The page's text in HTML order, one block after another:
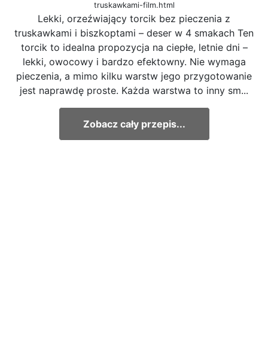
truskawkami-film.html
Lekki, orzeźwiający torcik bez pieczenia z
truskawkami i biszkoptami – deser w 4 smakach Ten
torcik to idealna propozycja na ciepłe, letnie dni –
lekki, owocowy i bardzo efektowny. Nie wymaga
pieczenia, a mimo kilku warstw jego przygotowanie
jest naprawdę proste. Każda warstwa to inny sm...
Zobacz cały przepis...